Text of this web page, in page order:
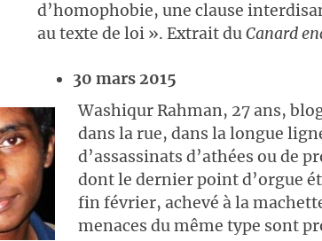
d’homophobie, une clause
au texte de loi ». Extrait duCanard
30 mars 2015
Washiqur Rahman, 27 ans,
dans la rue, dans la longue
d’assassinats d’athées ou de
dont le dernier point d’orgue
fin février, achevé à la
menaces du même type sont